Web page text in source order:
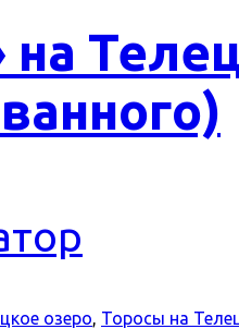
на
озеро, Торосы на